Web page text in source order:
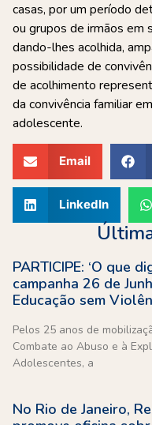
casas, por um período
ou grupos de irmãos em
dando-lhes acolhida,
possibilidade de
de acolhimento
da convivência familiar
adolescente.
Email
LinkedIn
PARTICIPE: ‘O que
campanha 26 de
Educação sem
Pelos 25 anos de
Combate ao Abuso e à
Adolescentes, a
No Rio de Janeiro,